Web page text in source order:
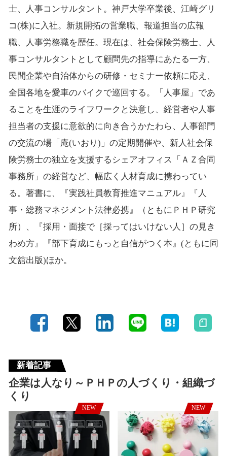
士、人事コンサルタント。神戸大学卒業後、江崎グリ
コ(株)に入社。新規開拓の営業職、報道担当の広報
職、人事労務職を歴任。現在は、社会保険労務士、人
事コンサルタントとして顧問先の指導にあたる一方、
民間企業や自治体からの研修・セミナー依頼に応え、
全国各地を愛車のバイクで巡回する。「人事屋」であ
ることを生涯のライフワークと決意し、経営者や人事
担当者の支援に意欲的に向き合うかたわら、人事部門
の交流の場「庵(いおり)」の定期開催や、新人社会保
険労務士の独立を支援するシェアオフィス「ＡＺ合同
事務所」の経営など、幅広く人材育成に携わってい
る。著書に、『実践社員教育推進マニュアル』『人
事・総務マネジメント法律必携』（ともにＰＨＰ研究
所）、『採用・面接で［採ってはいけない人］の見き
わめ方』『部下育成にもっと自信がつく本』(ともに同
文舘出版)ほか。
新着記事
企業は人なり～ＰＨＰの人づくり・組織づ
くり
NEW NEW